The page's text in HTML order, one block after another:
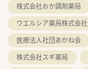
株式会社おか調剤薬局
ウエルシア薬局株式会社
医療法人社団あかね会
株式会社スギ薬局